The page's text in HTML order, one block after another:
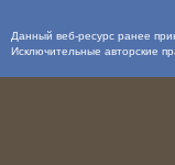
Данный веб-ресурс ранее
Исключительные авторские